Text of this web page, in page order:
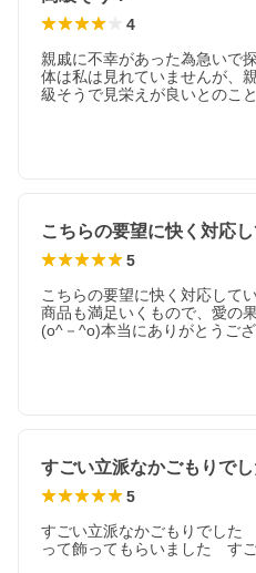
4
親戚に不幸があった為急いで
体は私は見れていませんが、
級そうで見栄えが良いとのこと
5
こちらの要望に快く対応して
商品も満足いくもので、愛の
(o^－^o)本当にありがとうござ
5
すごい立派なかごもりでした
って飾ってもらいました　す